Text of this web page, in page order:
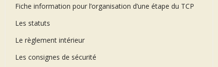
Fiche information pour l’organisation d’une étape du TCP
Les statuts
Le règlement intérieur
Les consignes de sécurité